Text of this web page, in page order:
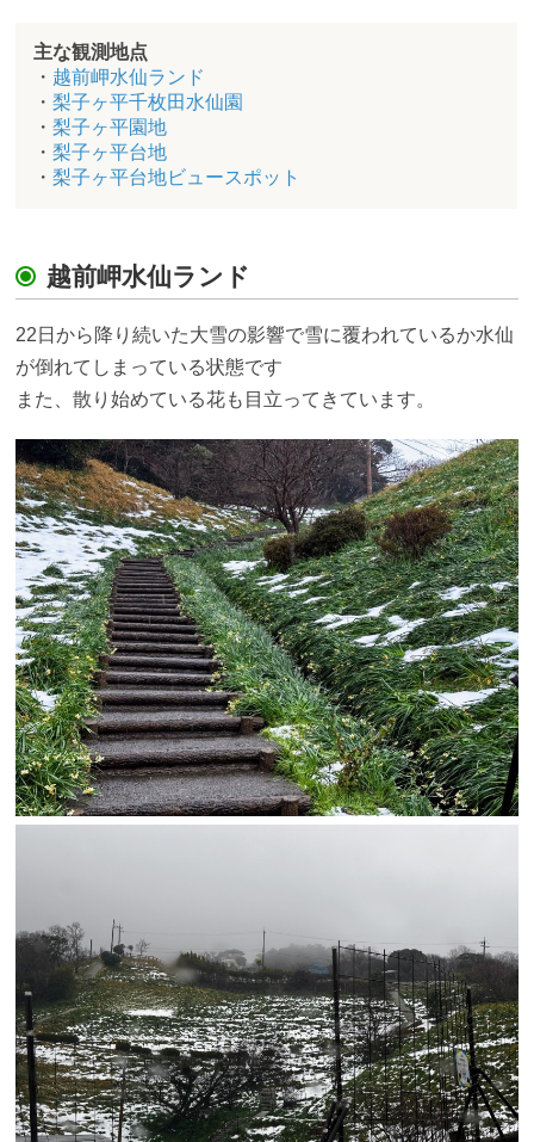
主な観測地点
・ 越前岬水仙ランド
・梨子ヶ平千枚田水仙園
・梨子ヶ平園地
・梨子ヶ平台地
・梨子ヶ平台地ビュースポット
越前岬水仙ランド
22日から降り続いた大雪の影響で雪に覆われているか水仙
が倒れてしまっている状態です
また、散り始めている花も目立ってきています。